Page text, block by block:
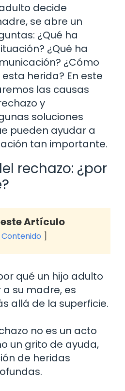
decide
se abre un
¿Qué ha
¿Qué ha
¿Cómo
herida? En este
las causas
y
soluciones
pueden ayudar a
tan importante.
rechazo: ¿por
Artículo
qué un hijo adulto
su madre, es
allá de la superficie.
no es un acto
un grito de ayuda,
de heridas